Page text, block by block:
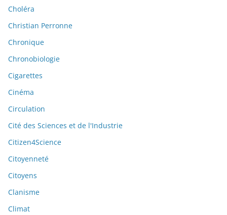
Choléra
Christian Perronne
Chronique
Chronobiologie
Cigarettes
Cinéma
Circulation
Cité des Sciences et de l'Industrie
Citizen4Science
Citoyenneté
Citoyens
Clanisme
Climat